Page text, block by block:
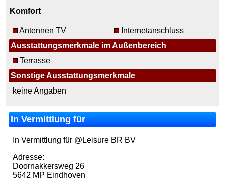
Komfort
Antennen TV
Internetanschluss
Ausstattungsmerkmale im Außenbereich
Terrasse
Sonstige Ausstattungsmerkmale
keine Angaben
In Vermittlung für
In Vermittlung für @Leisure BR BV
Adresse:
Doornakkersweg 26
5642 MP Eindhoven